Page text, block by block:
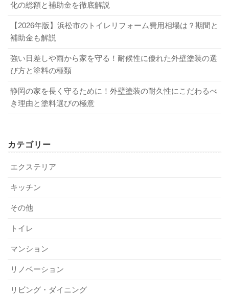
化の総額と補助金を徹底解説
【2026年版】浜松市のトイレリフォーム費用相場は？期間と
補助金も解説
強い日差しや雨から家を守る！耐候性に優れた外壁塗装の選
び方と塗料の種類
静岡の家を長く守るために！外壁塗装の耐久性にこだわるべ
き理由と塗料選びの極意
カテゴリー
エクステリア
キッチン
その他
トイレ
マンション
リノベーション
リビング・ダイニング